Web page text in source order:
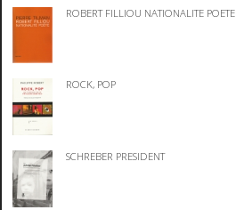
ROBERT FILLIOU NATIONALITE POETE
ROCK, POP
SCHREBER PRESIDENT